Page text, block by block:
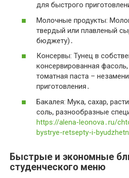
для быстрого
Молочные продукты:
твердый или плавленый
бюджету)․
Консервы: Тунец в
консервированная
томатная паста –
приготовления․
Бакалея: Мука, сахар,
соль, разнообразные
https://alena-leonova․ru/
bystrye-retsepty-i-
Быстрые и экономные
студенческого меню